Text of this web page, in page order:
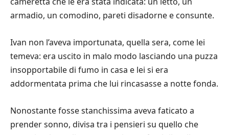
armadio, un comodino, pareti disadorne e consunte.
Ivan non l’aveva importunata, quella sera, come lei
temeva: era uscito in malo modo lasciando una puzza
insopportabile di fumo in casa e lei si era
addormentata prima che lui rincasasse a notte fonda.
Nonostante fosse stanchissima aveva faticato a
prender sonno, divisa tra i pensieri su quello che